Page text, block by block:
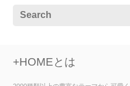
+HOMEとは